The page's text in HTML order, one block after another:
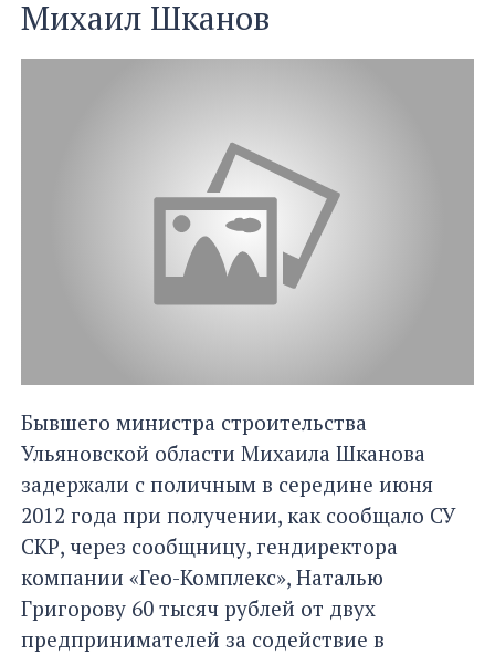
Михаил Шканов
Бывшего министра строительства
Ульяновской области Михаила Шканова
задержали с поличным в середине июня
2012 года при получении, как сообщало СУ
СКР, через сообщницу, гендиректора
компании «Гео-Комплекс», Наталью
Григорову 60 тысяч рублей от двух
предпринимателей за содействие в